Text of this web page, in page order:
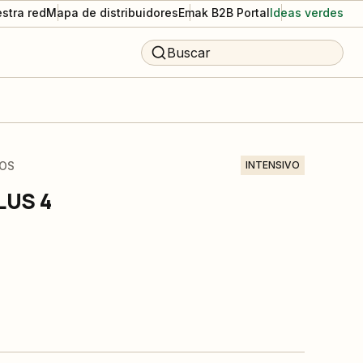
redMapa de distribuidoresEmak B2B PortalIdeas verdes
Buscar
INTENSIVO
4